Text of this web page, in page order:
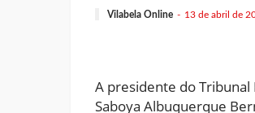
Vilabela Online 13 de abril de
A presidente do Tribunal
Saboya Albuquerque